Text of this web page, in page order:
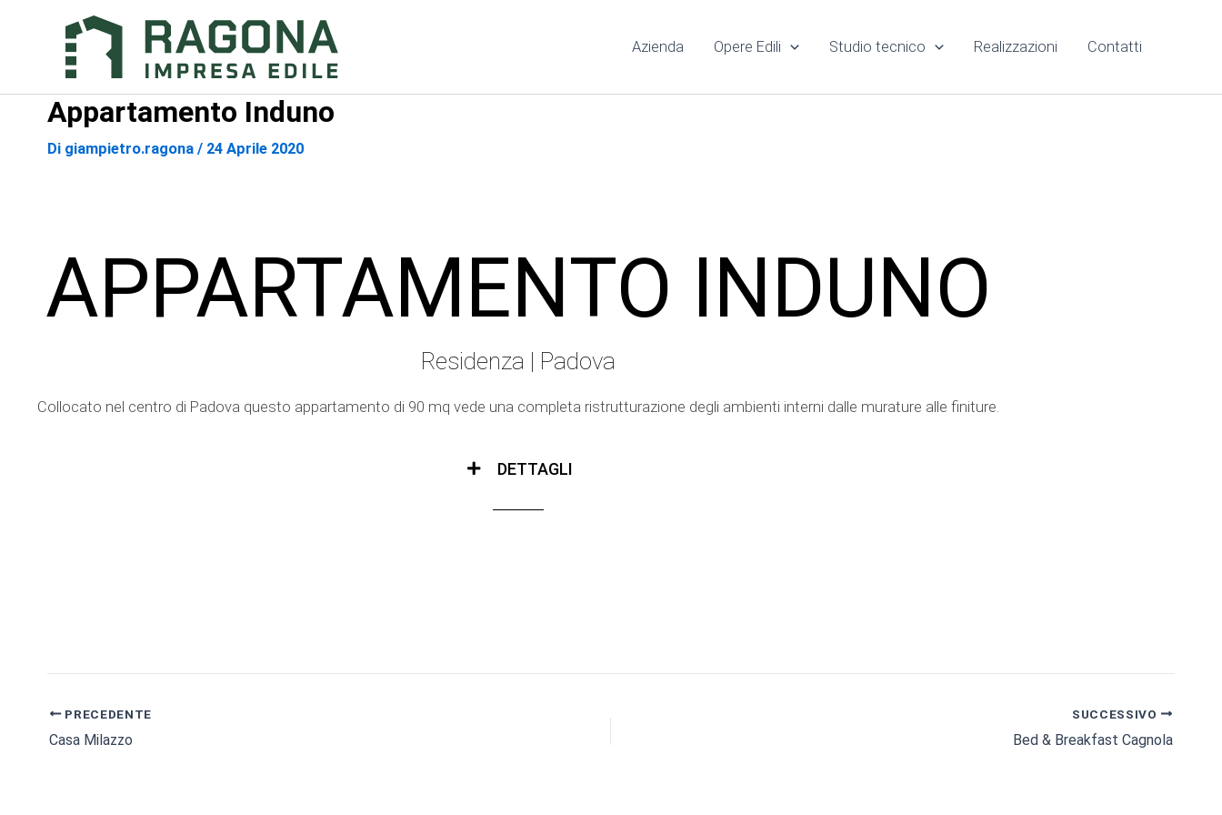
contenuto
Azienda Opere Edili Studio tecnico Realizzazioni Contatti
Appartamento Induno
Di giampietro.ragona / 24 Aprile 2020
APPARTAMENTO INDUNO
Residenza | Padova
Collocato nel centro di Padova questo appartamento di 90 mq vede una completa ristrutturazione degli ambienti interni dalle murature alle finiture.
DETTAGLI
PRECEDENTE
Casa Milazzo
SUCCESSIVO
Bed & Breakfast Cagnola